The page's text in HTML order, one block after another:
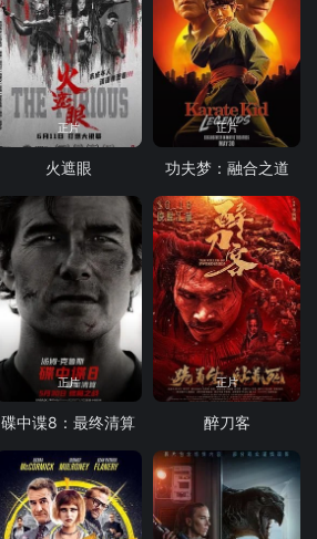
正片
火遮眼
正片
功夫梦：融合之道
正片
碟中谍8：最终清算
正片
醉刀客